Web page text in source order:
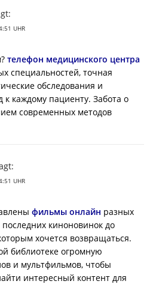
UHR
телефон медицинского центра
специальностей, точная
обследования и
каждому пациенту. Забота о
современных методов
UHR
фильмы онлайн разных
киноновинок до
хочется возвращаться.
библиотеке огромную
и мультфильмов, чтобы
интересный контент для